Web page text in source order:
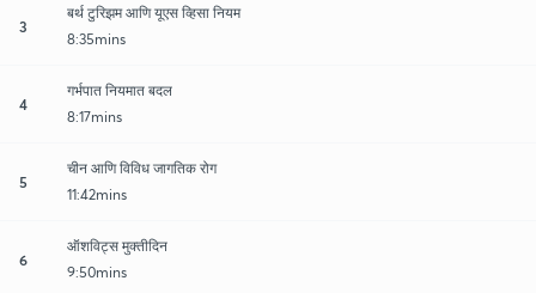
3
बर्थ टुरिझम आणि यूएस व्हिसा नियम
8:35mins
4
गर्भपात नियमात बदल
8:17mins
5
चीन आणि विविध जागतिक रोग
11:42mins
6
ऑशविट्स मुक्तीदिन
9:50mins